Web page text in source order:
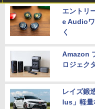
エントリ
e Audio
く
Amazon
ロジェク
レイズ鍛
lus」軽量